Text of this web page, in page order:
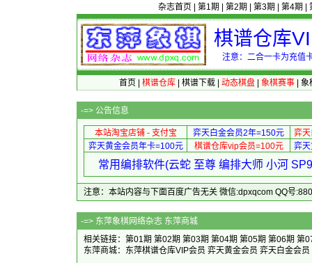
杂志首页 第1期 第2期 第3期 第4期
棋谱仓库
注意：二合一卡为充值
首页 棋谱仓库| 棋谱下载| 动态棋盘| 象棋赛事| 象
-=> 公告信息
本站淘宝店铺 - 支付宝 弈天白金会员2年=150元
弈
弈天黄金会员年卡=100元
棋谱仓库vip会员=100元 弈
常用编排软件(云蛇 至尊 编排大师 小河
注意：本站内容与下面百度广告无关 微信:dpxqcom QQ号
-=> 东萍象棋网络杂志 东萍商城
相关链接： 第01期 第02期 第03期 第04期 第05期 第06期 第
东萍商城： 东萍棋谱仓库VIP会员 弈天黄金会员 弈天白金会员